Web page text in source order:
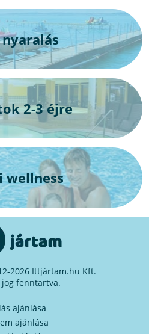
2-3 éjre
wellness
2026 Ittjártam.hu Kft.
fenntartva.
ajánlása
ajánlása